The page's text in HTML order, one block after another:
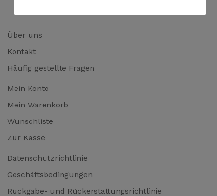
Über uns
Kontakt
Häufig gestellte Fragen
Mein Konto
Mein Warenkorb
Wunschliste
Zur Kasse
Datenschutzrichtlinie
Geschäftsbedingungen
Rückgabe- und Rückerstattungsrichtlinie